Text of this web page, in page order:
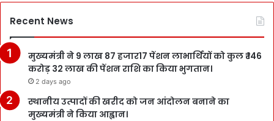
Recent News
मुख्यमंत्री ने 9 लाख 87 हजार17 पेंशन लाभार्थियों को कुल ₹ 146
करोड़ 32 लाख की पेंशन राशि का किया भुगतान।
2 days ago
स्थानीय उत्पादों की खरीद को जन आंदोलन बनाने का
मुख्यमंत्री ने किया आह्वान।